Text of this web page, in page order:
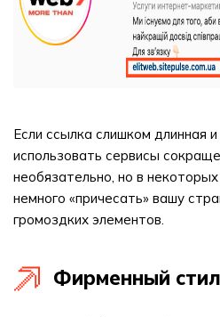
Если ссылка слишком длинная
использовать сервисы
необязательно, но в
немного «причесать» вашу
громоздких элементов.
Фирменный